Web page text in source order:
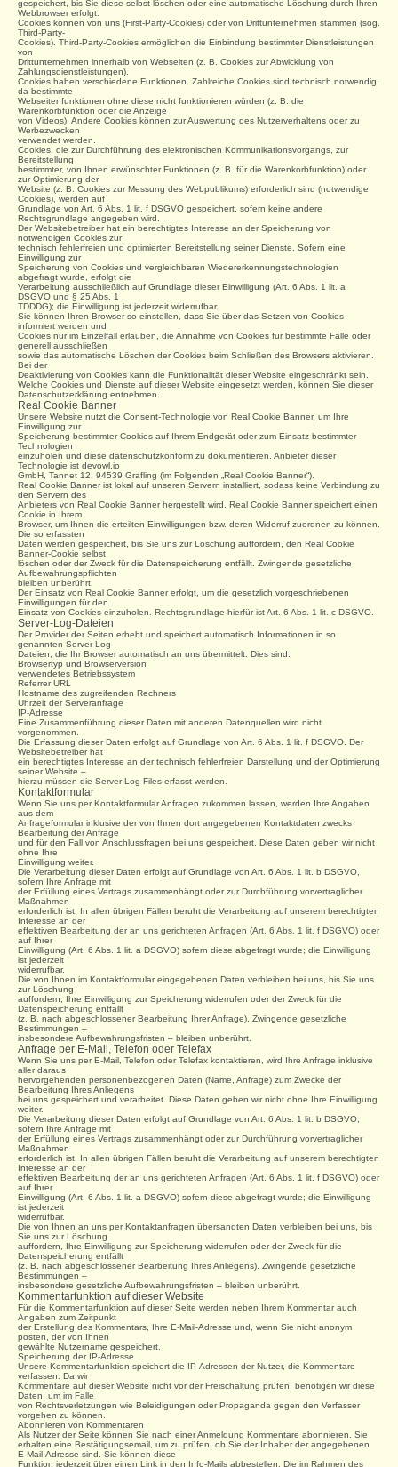
gespeichert, bis Sie diese selbst löschen oder eine automatische Löschung durch Ihren
Webbrowser erfolgt.
Cookies können von uns (First-Party-Cookies) oder von Drittunternehmen stammen (sog.
Third-Party-
Cookies). Third-Party-Cookies ermöglichen die Einbindung bestimmter Dienstleistungen
von
Drittunternehmen innerhalb von Webseiten (z. B. Cookies zur Abwicklung von
Zahlungsdienstleistungen).
Cookies haben verschiedene Funktionen. Zahlreiche Cookies sind technisch notwendig,
da bestimmte
Webseitenfunktionen ohne diese nicht funktionieren würden (z. B. die
Warenkorbfunktion oder die Anzeige
von Videos). Andere Cookies können zur Auswertung des Nutzerverhaltens oder zu
Werbezwecken
verwendet werden.
Cookies, die zur Durchführung des elektronischen Kommunikationsvorgangs, zur
Bereitstellung
bestimmter, von Ihnen erwünschter Funktionen (z. B. für die Warenkorbfunktion) oder
zur Optimierung der
Website (z. B. Cookies zur Messung des Webpublikums) erforderlich sind (notwendige
Cookies), werden auf
Grundlage von Art. 6 Abs. 1 lit. f DSGVO gespeichert, sofern keine andere
Rechtsgrundlage angegeben wird.
Der Websitebetreiber hat ein berechtigtes Interesse an der Speicherung von
notwendigen Cookies zur
technisch fehlerfreien und optimierten Bereitstellung seiner Dienste. Sofern eine
Einwilligung zur
Speicherung von Cookies und vergleichbaren Wiedererkennungstechnologien
abgefragt wurde, erfolgt die
Verarbeitung ausschließlich auf Grundlage dieser Einwilligung (Art. 6 Abs. 1 lit. a
DSGVO und § 25 Abs. 1
TDDDG); die Einwilligung ist jederzeit widerrufbar.
Sie können Ihren Browser so einstellen, dass Sie über das Setzen von Cookies
informiert werden und
Cookies nur im Einzelfall erlauben, die Annahme von Cookies für bestimmte Fälle oder
generell ausschließen
sowie das automatische Löschen der Cookies beim Schließen des Browsers aktivieren.
Bei der
Deaktivierung von Cookies kann die Funktionalität dieser Website eingeschränkt sein.
Welche Cookies und Dienste auf dieser Website eingesetzt werden, können Sie dieser
Datenschutzerklärung entnehmen.
Real Cookie Banner
Unsere Website nutzt die Consent-Technologie von Real Cookie Banner, um Ihre
Einwilligung zur
Speicherung bestimmter Cookies auf Ihrem Endgerät oder zum Einsatz bestimmter
Technologien
einzuholen und diese datenschutzkonform zu dokumentieren. Anbieter dieser
Technologie ist devowl.io
GmbH, Tannet 12, 94539 Grafling (im Folgenden „Real Cookie Banner“).
Real Cookie Banner ist lokal auf unseren Servern installiert, sodass keine Verbindung zu
den Servern des
Anbieters von Real Cookie Banner hergestellt wird. Real Cookie Banner speichert einen
Cookie in Ihrem
Browser, um Ihnen die erteilten Einwilligungen bzw. deren Widerruf zuordnen zu können.
Die so erfassten
Daten werden gespeichert, bis Sie uns zur Löschung auffordern, den Real Cookie
Banner-Cookie selbst
löschen oder der Zweck für die Datenspeicherung entfällt. Zwingende gesetzliche
Aufbewahrungspflichten
bleiben unberührt.
Der Einsatz von Real Cookie Banner erfolgt, um die gesetzlich vorgeschriebenen
Einwilligungen für den
Einsatz von Cookies einzuholen. Rechtsgrundlage hierfür ist Art. 6 Abs. 1 lit. c DSGVO.
Server-Log-Dateien
Der Provider der Seiten erhebt und speichert automatisch Informationen in so
genannten Server-Log-
Dateien, die Ihr Browser automatisch an uns übermittelt. Dies sind:
Browsertyp und Browserversion
verwendetes Betriebssystem
Referrer URL
Hostname des zugreifenden Rechners
Uhrzeit der Serveranfrage
IP-Adresse
Eine Zusammenführung dieser Daten mit anderen Datenquellen wird nicht
vorgenommen.
Die Erfassung dieser Daten erfolgt auf Grundlage von Art. 6 Abs. 1 lit. f DSGVO. Der
Websitebetreiber hat
ein berechtigtes Interesse an der technisch fehlerfreien Darstellung und der Optimierung
seiner Website –
hierzu müssen die Server-Log-Files erfasst werden.
Kontaktformular
Wenn Sie uns per Kontaktformular Anfragen zukommen lassen, werden Ihre Angaben
aus dem
Anfrageformular inklusive der von Ihnen dort angegebenen Kontaktdaten zwecks
Bearbeitung der Anfrage
und für den Fall von Anschlussfragen bei uns gespeichert. Diese Daten geben wir nicht
ohne Ihre
Einwilligung weiter.
Die Verarbeitung dieser Daten erfolgt auf Grundlage von Art. 6 Abs. 1 lit. b DSGVO,
sofern Ihre Anfrage mit
der Erfüllung eines Vertrags zusammenhängt oder zur Durchführung vorvertraglicher
Maßnahmen
erforderlich ist. In allen übrigen Fällen beruht die Verarbeitung auf unserem berechtigten
Interesse an der
effektiven Bearbeitung der an uns gerichteten Anfragen (Art. 6 Abs. 1 lit. f DSGVO) oder
auf Ihrer
Einwilligung (Art. 6 Abs. 1 lit. a DSGVO) sofern diese abgefragt wurde; die Einwilligung
ist jederzeit
widerrufbar.
Die von Ihnen im Kontaktformular eingegebenen Daten verbleiben bei uns, bis Sie uns
zur Löschung
auffordern, Ihre Einwilligung zur Speicherung widerrufen oder der Zweck für die
Datenspeicherung entfällt
(z. B. nach abgeschlossener Bearbeitung Ihrer Anfrage). Zwingende gesetzliche
Bestimmungen –
insbesondere Aufbewahrungsfristen – bleiben unberührt.
Anfrage per E-Mail, Telefon oder Telefax
Wenn Sie uns per E-Mail, Telefon oder Telefax kontaktieren, wird Ihre Anfrage inklusive
aller daraus
hervorgehenden personenbezogenen Daten (Name, Anfrage) zum Zwecke der
Bearbeitung Ihres Anliegens
bei uns gespeichert und verarbeitet. Diese Daten geben wir nicht ohne Ihre Einwilligung
weiter.
Die Verarbeitung dieser Daten erfolgt auf Grundlage von Art. 6 Abs. 1 lit. b DSGVO,
sofern Ihre Anfrage mit
der Erfüllung eines Vertrags zusammenhängt oder zur Durchführung vorvertraglicher
Maßnahmen
erforderlich ist. In allen übrigen Fällen beruht die Verarbeitung auf unserem berechtigten
Interesse an der
effektiven Bearbeitung der an uns gerichteten Anfragen (Art. 6 Abs. 1 lit. f DSGVO) oder
auf Ihrer
Einwilligung (Art. 6 Abs. 1 lit. a DSGVO) sofern diese abgefragt wurde; die Einwilligung
ist jederzeit
widerrufbar.
Die von Ihnen an uns per Kontaktanfragen übersandten Daten verbleiben bei uns, bis
Sie uns zur Löschung
auffordern, Ihre Einwilligung zur Speicherung widerrufen oder der Zweck für die
Datenspeicherung entfällt
(z. B. nach abgeschlossener Bearbeitung Ihres Anliegens). Zwingende gesetzliche
Bestimmungen –
insbesondere gesetzliche Aufbewahrungsfristen – bleiben unberührt.
Kommentarfunktion auf dieser Website
Für die Kommentarfunktion auf dieser Seite werden neben Ihrem Kommentar auch
Angaben zum Zeitpunkt
der Erstellung des Kommentars, Ihre E-Mail-Adresse und, wenn Sie nicht anonym
posten, der von Ihnen
gewählte Nutzername gespeichert.
Speicherung der IP-Adresse
Unsere Kommentarfunktion speichert die IP-Adressen der Nutzer, die Kommentare
verfassen. Da wir
Kommentare auf dieser Website nicht vor der Freischaltung prüfen, benötigen wir diese
Daten, um im Falle
von Rechtsverletzungen wie Beleidigungen oder Propaganda gegen den Verfasser
vorgehen zu können.
Abonnieren von Kommentaren
Als Nutzer der Seite können Sie nach einer Anmeldung Kommentare abonnieren. Sie
erhalten eine Bestätigungsemail, um zu prüfen, ob Sie der Inhaber der angegebenen
E-Mail-Adresse sind. Sie können diese
Funktion jederzeit über einen Link in den Info-Mails abbestellen. Die im Rahmen des